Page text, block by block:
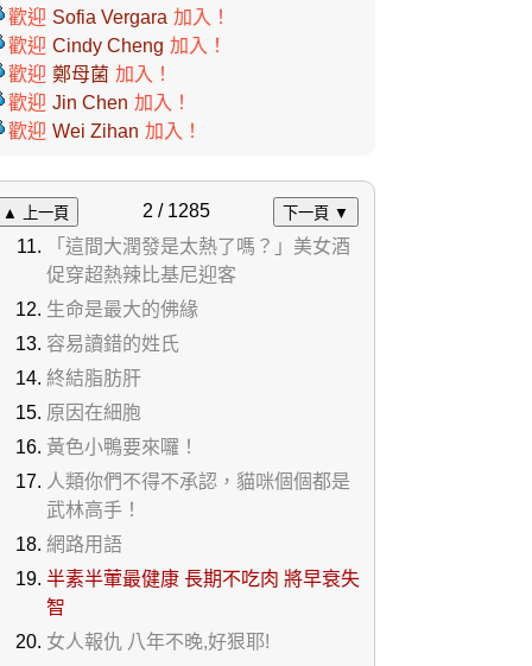
歡迎 Sofia Vergara 加入！
歡迎 Cindy Cheng 加入！
歡迎 鄭母菌 加入！
歡迎 Jin Chen 加入！
歡迎 Wei Zihan 加入！
▲ 上一頁 2 / 1285 下一頁 ▼
「這間大潤發是太熱了嗎？」美女酒
促穿超熱辣比基尼迎客
生命是最大的佛緣
容易讀錯的姓氏
終結脂肪肝
原因在細胞
黃色小鴨要來囉！
人類你們不得不承認，貓咪個個都是
武林高手！
網路用語
半素半葷最健康 長期不吃肉 將早衰失
智
女人報仇 八年不晚,好狠耶!